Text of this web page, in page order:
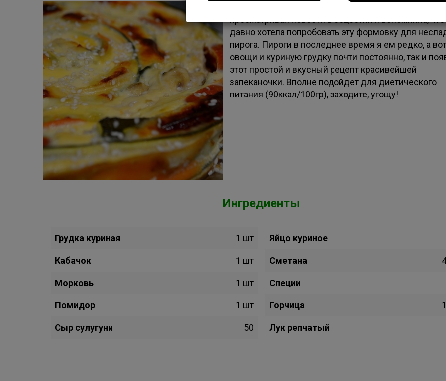
давно хотела попробовать эту формовку для
пирога. Пироги в последнее время я ем редко, а вот
овощи и куриную грудку почти постоянно, так и
этот простой и вкусный рецепт красивейшей
запеканочки. Вполне подойдет для диетического
питания (90ккал/100гр), заходите, угощу!
Ингредиенты
Грудка куриная 1 шт
Кабачок 1 шт
Морковь 1 шт
Помидор 1 шт
Сыр сулугуни 50
Яйцо куриное
Сметана
Специи
Горчица
Лук репчатый